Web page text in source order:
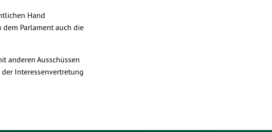
Hand
Parlament auch die
anderen Ausschüssen
Interessenvertretung